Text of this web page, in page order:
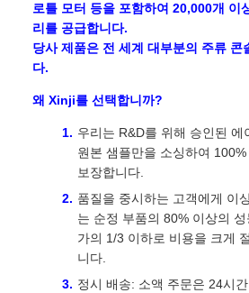
로틀 모터 등을 포함하여 20,000개 이
리를 공급합니다.
당사 제품은 전 세계 대부분의 주류 콘
다.
왜 Xinji를 선택합니까?
우리는 R&D를 위해 승인된 에
원본 샘플만을 소싱하여
보장합니다.
품질을 중시하는 고객에게 이
는 순정 부품의 80% 이상의
가의 1/3 이하로 비용을 크게
니다.
정시 배송: 소액 주문은 24시